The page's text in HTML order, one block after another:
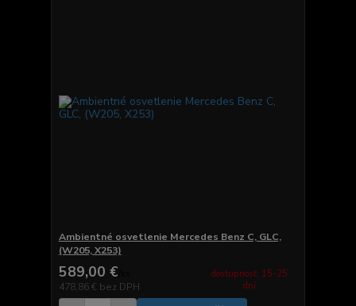
Ambientné osvetlenie Mercedes Benz C, GLC,
(W205, X253)
589,00 €
478,86 € bez DPH
dostupnosť: 15-25
dní